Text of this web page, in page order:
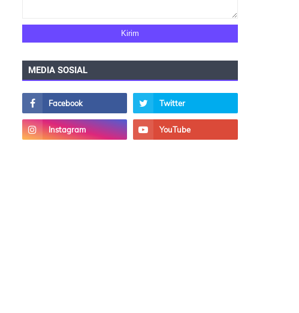
MEDIA SOSIAL